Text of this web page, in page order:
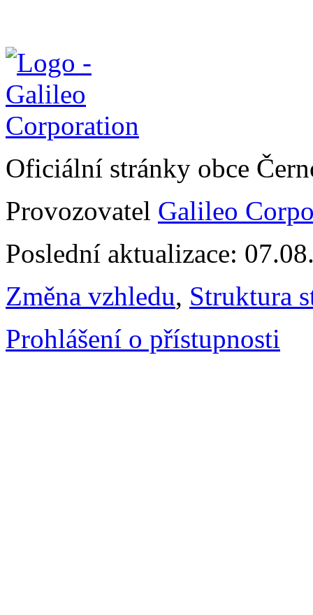
Oficiální stránky obce
Provozovatel Galileo
Poslední aktualizace:
Změna vzhledu, Struktura
Prohlášení o přístupnosti